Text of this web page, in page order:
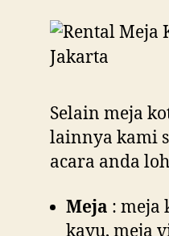
Selain meja
lainnya kami
acara anda
Meja : meja
kayu, meja